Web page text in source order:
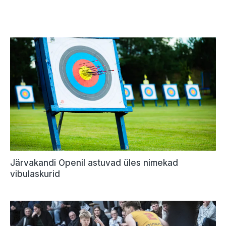
Järvakandi Openil astuvad üles nimekad
vibulaskurid